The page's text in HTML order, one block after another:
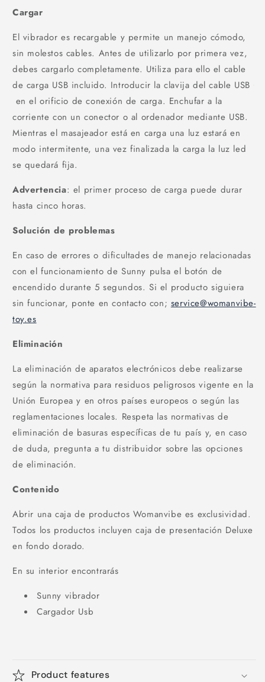
Cargar
El vibrador es recargable y permite un manejo cómodo,
sin molestos cables. Antes de utilizarlo por primera vez,
debes cargarlo completamente. Utiliza para ello el cable
de carga USB incluido. Introducir la clavija del cable USB
en el orificio de conexión de carga. Enchufar a la
corriente con un conector o al ordenador mediante USB.
Mientras el masajeador está en carga una luz estará en
modo intermitente, una vez finalizada la carga la luz led
se quedará fija.
Advertencia: el primer proceso de carga puede durar
hasta cinco horas.
Solución de problemas
En caso de errores o dificultades de manejo relacionadas
con el funcionamiento de Sunny pulsa el botón de
encendido durante 5 segundos. Si el producto siguiera
sin funcionar, ponte en contacto con; service@womanvibe-
toy.es
Eliminación
La eliminación de aparatos electrónicos debe realizarse
según la normativa para residuos peligrosos vigente en la
Unión Europea y en otros países europeos o según las
reglamentaciones locales. Respeta las normativas de
eliminación de basuras específicas de tu país y, en caso
de duda, pregunta a tu distribuidor sobre las opciones
de eliminación.
Contenido
Abrir una caja de productos Womanvibe es exclusividad.
Todos los productos incluyen caja de presentación Deluxe
en fondo dorado.
En su interior encontrarás
Sunny vibrador
Cargador Usb
Product features